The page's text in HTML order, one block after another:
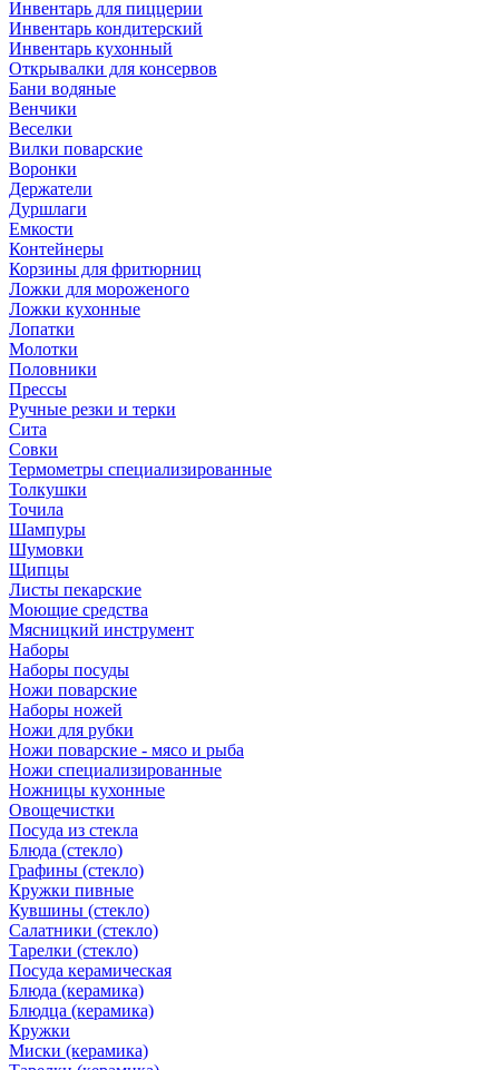
Инвентарь для пиццерии
Инвентарь кондитерский
Инвентарь кухонный
Открывалки для консервов
Бани водяные
Венчики
Веселки
Вилки поварские
Воронки
Держатели
Дуршлаги
Емкости
Контейнеры
Корзины для фритюрниц
Ложки для мороженого
Ложки кухонные
Лопатки
Молотки
Половники
Прессы
Ручные резки и терки
Сита
Совки
Термометры специализированные
Толкушки
Точила
Шампуры
Шумовки
Щипцы
Листы пекарские
Моющие средства
Мясницкий инструмент
Наборы
Наборы посуды
Ножи поварские
Наборы ножей
Ножи для рубки
Ножи поварские - мясо и рыба
Ножи специализированные
Ножницы кухонные
Овощечистки
Посуда из стекла
Блюда (стекло)
Графины (стекло)
Кружки пивные
Кувшины (стекло)
Салатники (стекло)
Тарелки (стекло)
Посуда керамическая
Блюда (керамика)
Блюдца (керамика)
Кружки
Миски (керамика)